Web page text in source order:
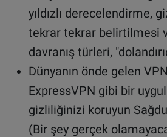
yıldızlı derecelendirme,
tekrar tekrar belirtilmesi
davranış türleri,
Dünyanın önde gelen VPN
ExpressVPN gibi bir
gizliliğinizi koruyun
(Bir şey gerçek